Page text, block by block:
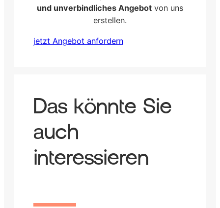
und unverbindliches Angebot von uns
erstellen.
jetzt Angebot anfordern
Das könnte Sie
auch
interessieren